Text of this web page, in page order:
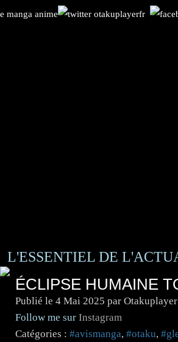
L'ESSENTIEL DE
ÉCLIPSE HUMAINE
Publié le 4 Mai 2025 par
Follow me sur Instagram
Catégories : #avismanga, #otaku,